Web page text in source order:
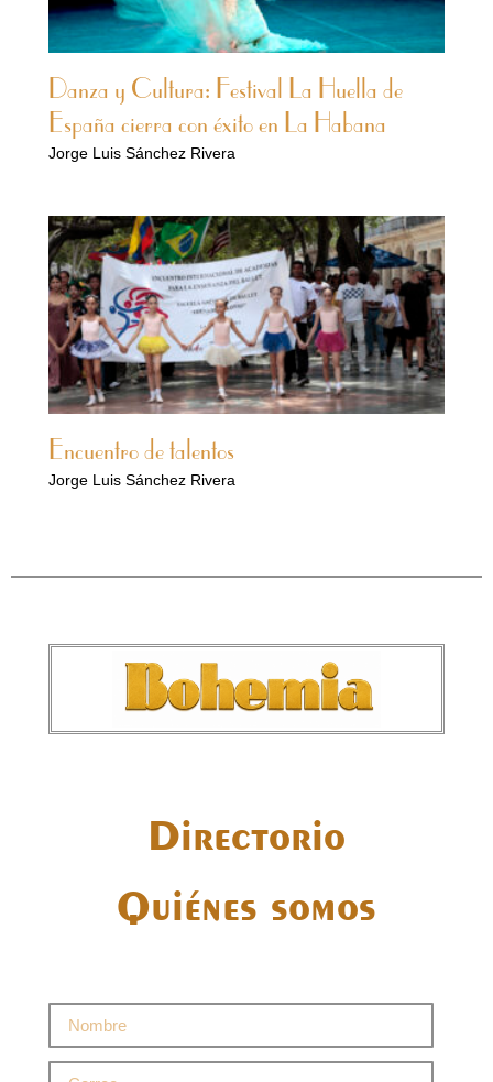
Danza y Cultura: Festival La Huella de
España cierra con éxito en La Habana
Jorge Luis Sánchez Rivera
Encuentro de talentos
Jorge Luis Sánchez Rivera
Directorio
Quiénes somos